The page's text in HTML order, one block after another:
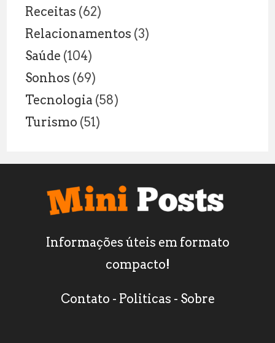
Receitas (62)
Relacionamentos (3)
Saúde (104)
Sonhos (69)
Tecnologia (58)
Turismo (51)
Informações úteis em formato
compacto!
Contato - Politicas - Sobre